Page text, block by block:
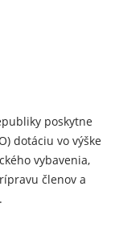
poskytne
dotáciu vo výške
vybavenia,
členov a